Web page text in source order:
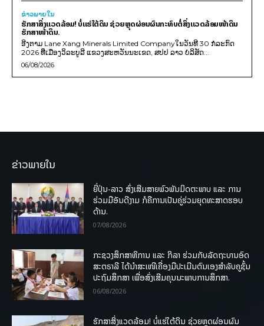
ຂ່າວພາຍ​ໃນ
ຮັກສາສິ່ງແວດລ້ອມ! ບໍ່ແຮ່ໃຕ້ດິນ ຊ່ວຍຫຼຸດຜ່ອນຜົນກະທົບຕໍ່ສິ່ງແວດລ້ອມໜ້າດິນ
ຮັກສາໜ້າດິນ.
ອີງຕາມ Lane Xang Minerals Limited Companyໃນວັນທີ 30 ກໍລະກົດ
2026 ທີ່ເມືອງວິລະບູລີ ແຂວງສະຫວັນນະເຂດ, ສປປ ລາວ ບໍລິສັດ...
06/08/2026
ຂ່າວພາຍໃນ
ຍີ່ປຸ່ນ-ລາວ ສົ່ງເສີມສາຍພົວພັນມິດຕະພາບ ແລະ ການ
ຮ່ວມມືອັນດີງາມ ກໍຄືການເປັນຄູ່ຮ່ວມຍຸດທະສາດຮອບ
ດ້ານ.
07/08/2026
ກະຊວງສຶກສາທິການ ແລະ ກິລາ ຮ່ວມກັບລັດຖະບານອົດ
ສະຕຣາລີ ໄດ້ນຳສະເໜີເຄື່ອງມືປະເມີນຕົນເອງສຳລັບຄູຊັ້ນ
ປະຖົມສຶກສາ ເພື່ອສົ່ງເສີມຄຸນນະພາບການສຶກສາ.
06/08/2026
ຮັກສາສິ່ງແວດລ້ອມ! ບໍ່ແຮ່ໃຕ້ດິນ ຊ່ວຍຫຼຸດຜ່ອນຜົນ